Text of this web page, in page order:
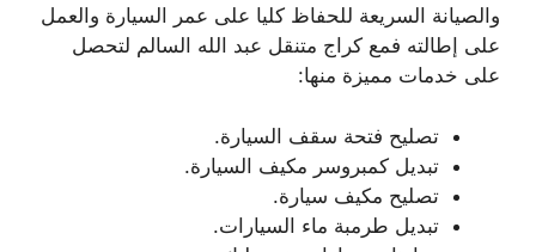
والصيانة السريعة للحفاظ كليا على عمر السيارة والعمل
على إطالته فمع كراج متنقل عبد الله السالم لتحصل
على خدمات مميزة منها:
تصليح فتحة سقف السيارة.
تبديل كمبروسر مكيف السيارة.
تصليح مكيف سيارة.
تبديل طرمبة ماء السيارات.